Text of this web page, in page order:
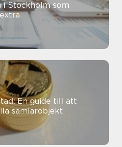
i Stockholm som
En guide till att
samlarobjekt